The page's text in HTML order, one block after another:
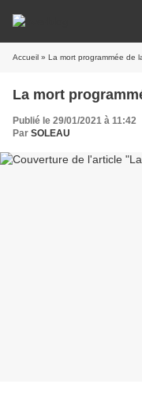
Accueil » La mort programmée de
La mort
Publié le 29/01/2021 à 11:42
Par SOLEAU